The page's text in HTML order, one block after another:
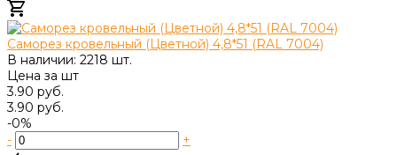
Саморез кровельный (Цветной) 4,8*51 (RAL 7004)
В наличии: 2218 шт.
Цена за шт
3.90 руб.
3.90 руб.
-0%
-
+